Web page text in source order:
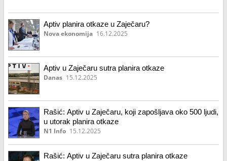
Aptiv planira otkaze u Zaječaru?
Nova ekonomija 16.12.2025
Aptiv u Zaječaru sutra planira otkaze
Danas 15.12.2025
Rašić: Aptiv u Zaječaru, koji zapošljava oko 500 ljudi,
u utorak planira otkaze
N1 Info 15.12.2025
Rašić: Aptiv u Zaječaru sutra planira otkaze